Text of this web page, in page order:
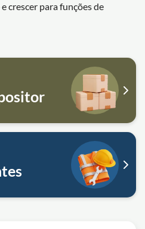
crescer para funções de